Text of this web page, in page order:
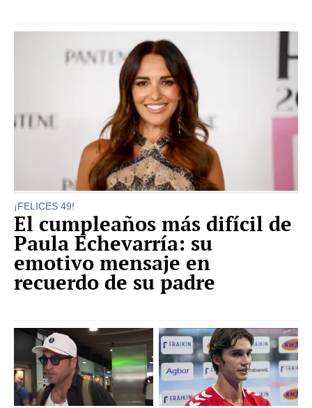
¡FELICES 49!
El cumpleaños más difícil de
Paula Echevarría: su
emotivo mensaje en
recuerdo de su padre